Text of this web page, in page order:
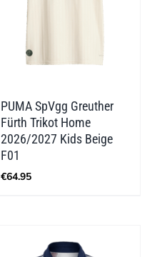
PUMA SpVgg Greuther
Fürth Trikot Home
2026/2027 Kids Beige
F01
€64.95